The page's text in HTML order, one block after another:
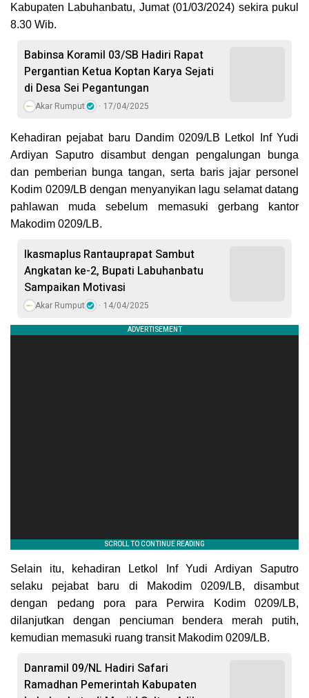
Kabupaten Labuhanbatu, Jumat (01/03/2024) sekira pukul
8.30 Wib.
Babinsa Koramil 03/SB Hadiri Rapat
Pergantian Ketua Koptan Karya Sejati
di Desa Sei Pegantungan
Akar Rumput 17/04/2025
Kehadiran pejabat baru Dandim 0209/LB Letkol Inf Yudi
Ardiyan Saputro disambut dengan pengalungan bunga
dan pemberian bunga tangan, serta baris jajar personel
Kodim 0209/LB dengan menyanyikan lagu selamat datang
pahlawan muda sebelum memasuki gerbang kantor
Makodim 0209/LB.
Ikasmaplus Rantauprapat Sambut
Angkatan ke-2, Bupati Labuhanbatu
Sampaikan Motivasi
Akar Rumput 14/04/2025
Selain itu, kehadiran Letkol Inf Yudi Ardiyan Saputro
selaku pejabat baru di Makodim 0209/LB, disambut
dengan pedang pora para Perwira Kodim 0209/LB,
dilanjutkan dengan penciuman bendera merah putih,
kemudian memasuki ruang transit Makodim 0209/LB.
Danramil 09/NL Hadiri Safari
Ramadhan Pemerintah Kabupaten